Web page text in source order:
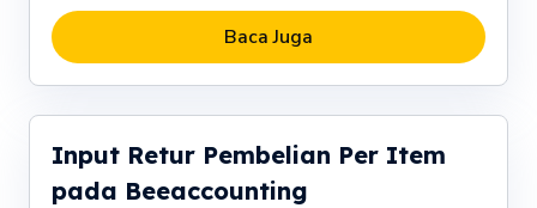
Baca Juga
Input Retur Pembelian Per Item
pada Beeaccounting